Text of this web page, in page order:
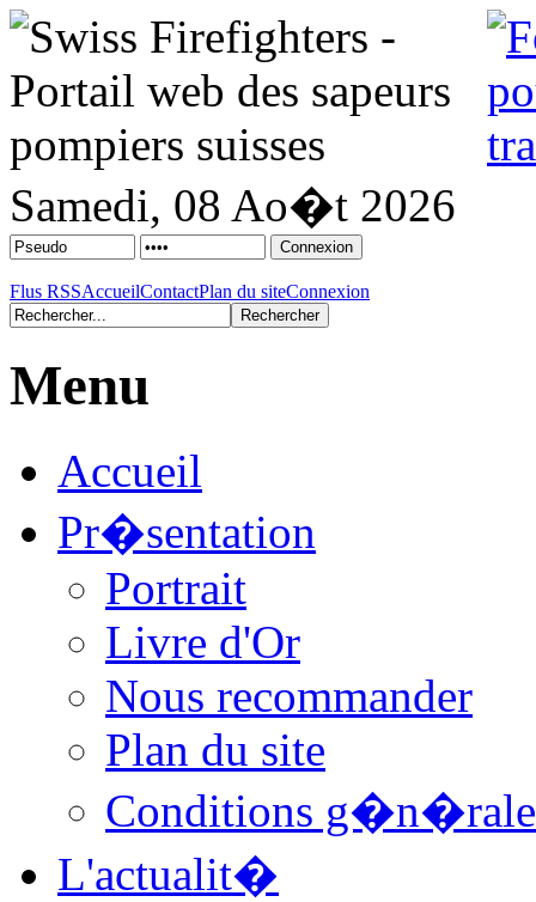
Samedi, 08 Ao�t 2026
Flus RSSAccueilContactPlan du siteConnexion
Menu
Accueil
Pr�sentation
Portrait
Livre d'Or
Nous recommander
Plan du site
Conditions
L'actualit�